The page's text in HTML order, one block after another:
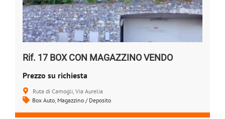
Rif. 17 BOX CON MAGAZZINO VENDO
Prezzo su richiesta
Ruta di Camogli, Via Aurelia
Box Auto, Magazzino / Deposito